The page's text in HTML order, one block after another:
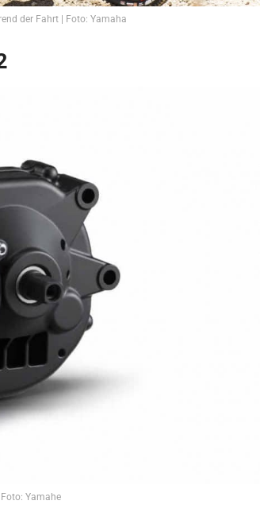
der Fahrt | Foto: Yamaha
Yamahe